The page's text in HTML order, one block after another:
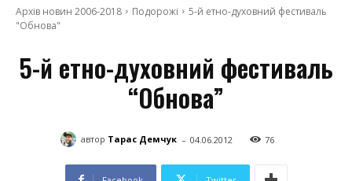
Архів новин 2006-2018 Подорожі
5-й етно-духовний фестиваль
"Обнова"
5-й етно-духовний фестиваль
“Обнова”
автор Тарас Демчук - 04.06.2012 76